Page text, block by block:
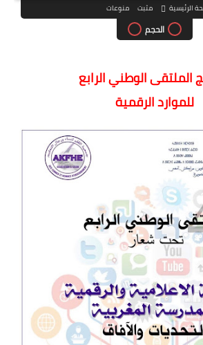
الرئيسية مثبت منوعات
الحجم
الملتقى الوطني الرابع
للموارد الرقمية